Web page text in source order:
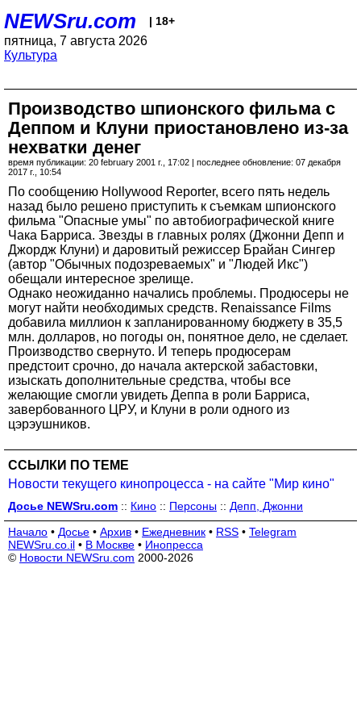
NEWSru.com | 18+
пятница, 7 августа 2026
Культура
Производство шпионского фильма с
Деппом и Клуни приостановлено из-за
нехватки денег
время публикации: 20 february 2001 г., 17:02 | последнее обновление: 07 декабря
2017 г., 10:54
По сообщению Hollywood Reporter, всего пять недель
назад было решено приступить к съемкам шпионского
фильма "Опасные умы" по автобиографической книге
Чака Барриса. Звезды в главных ролях (Джонни Депп и
Джордж Клуни) и даровитый режиссер Брайан Сингер
(автор "Обычных подозреваемых" и "Людей Икс")
обещали интересное зрелище.
Однако неожиданно начались проблемы. Продюсеры не
могут найти необходимых средств. Renaissance Films
добавила миллион к запланированному бюджету в 35,5
млн. долларов, но погоды он, понятное дело, не сделает.
Производство свернуто. И теперь продюсерам
предстоит срочно, до начала актерской забастовки,
изыскать дополнительные средства, чтобы все
желающие смогли увидеть Деппа в роли Барриса,
завербованного ЦРУ, и Клуни в роли одного из
цэрэушников.
ССЫЛКИ ПО ТЕМЕ
Новости текущего кинопроцесса - на сайте "Мир кино"
Досье NEWSru.com :: Кино :: Персоны :: Депп, Джонни
Начало • Досье • Архив • Ежедневник • RSS • Telegram
NEWSru.co.il • В Москве • Инопресса
© Новости NEWSru.com 2000-2026